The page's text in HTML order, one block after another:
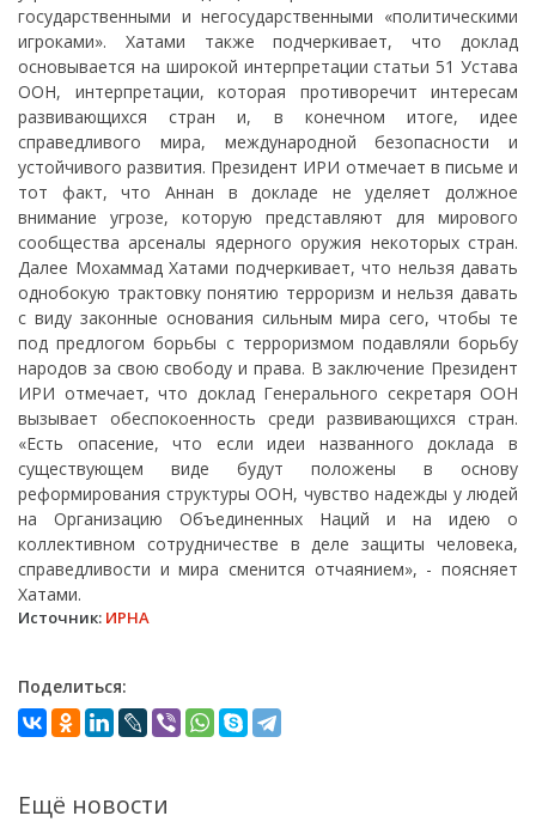
государственными и негосударственными «политическими
игроками». Хатами также подчеркивает, что доклад
основывается на широкой интерпретации статьи 51 Устава
ООН, интерпретации, которая противоречит интересам
развивающихся стран и, в конечном итоге, идее
справедливого мира, международной безопасности и
устойчивого развития. Президент ИРИ отмечает в письме и
тот факт, что Аннан в докладе не уделяет должное
внимание угрозе, которую представляют для мирового
сообщества арсеналы ядерного оружия некоторых стран.
Далее Мохаммад Хатами подчеркивает, что нельзя давать
однобокую трактовку понятию терроризм и нельзя давать
с виду законные основания сильным мира сего, чтобы те
под предлогом борьбы с терроризмом подавляли борьбу
народов за свою свободу и права. В заключение Президент
ИРИ отмечает, что доклад Генерального секретаря ООН
вызывает обеспокоенность среди развивающихся стран.
«Есть опасение, что если идеи названного доклада в
существующем виде будут положены в основу
реформирования структуры ООН, чувство надежды у людей
на Организацию Объединенных Наций и на идею о
коллективном сотрудничестве в деле защиты человека,
справедливости и мира сменится отчаянием», - поясняет
Хатами.
Источник: ИРНА
Поделиться:
Ещё новости